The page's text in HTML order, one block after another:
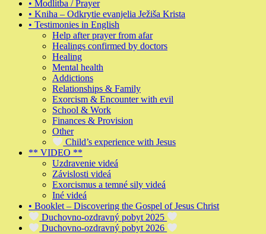
• Modlitba / Prayer
• Kniha – Odkrytie evanjelia Ježiša Krista
• Testimonies in English
Help after prayer from afar
Healings confirmed by doctors
Healing
Mental health
Addictions
Relationships & Family
Exorcism & Encounter with evil
School & Work
Finances & Provision
Other
Child’s experience with Jesus
** VIDEO **
Uzdravenie videá
Závislosti videá
Exorcismus a temné sily videá
Iné videá
• Booklet – Discovering the Gospel of Jesus Christ
Duchovno-ozdravný pobyt 2025
Duchovno-ozdravný pobyt 2026